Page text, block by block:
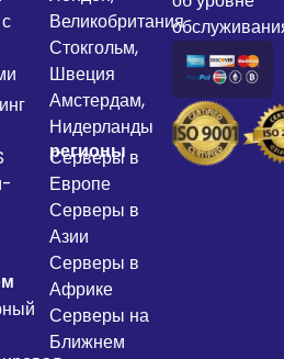
Великобритания
Стокгольм,
Швеция
Амстердам,
Нидерланды
регионы
Серверы в
Европе
Серверы в
Азии
Серверы в
Африке
Серверы на
Ближнем